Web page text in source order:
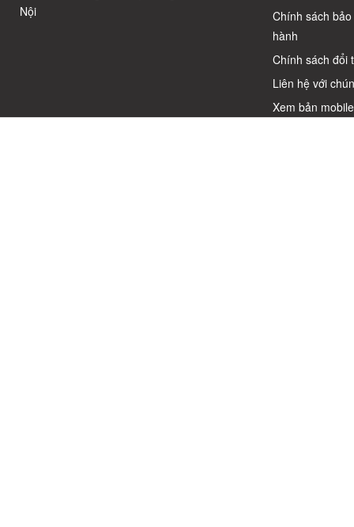
Nội
Chính sách bảo
hành
Chính sách đổi
Liên hệ với
Xem bản